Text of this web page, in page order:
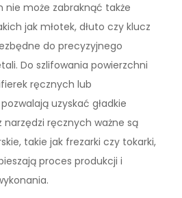
nie może zabraknąć także
jak młotek, dłuto czy klucz
do precyzyjnego
Do szlifowania powierzchni
ręcznych lub
uzyskać gładkie
narzędzi ręcznych ważne są
takie jak frezarki czy tokarki,
proces produkcji i